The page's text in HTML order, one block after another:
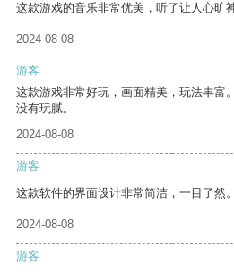
这款游戏的音乐非常优美，听了让人心旷神
2024-08-08
游客
这款游戏非常好玩，画面精美，玩法丰富
没有玩腻。
2024-08-08
游客
这款软件的界面设计非常简洁，一目了然。
2024-08-08
游客